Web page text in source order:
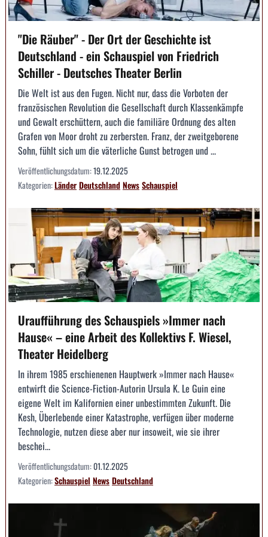
"Die Räuber" - Der Ort der Geschichte ist
Deutschland - ein Schauspiel von Friedrich
Schiller - Deutsches Theater Berlin
Die Welt ist aus den Fugen. Nicht nur, dass die Vorboten der
französischen Revolution die Gesellschaft durch Klassenkämpfe
und Gewalt erschüttern, auch die familiäre Ordnung des alten
Grafen von Moor droht zu zerbersten. Franz, der zweitgeborene
Sohn, fühlt sich um die väterliche Gunst betrogen und ...
Veröffentlichungsdatum:19.12.2025
Kategorien:LänderDeutschlandNewsSchauspiel
Uraufführung des Schauspiels »Immer nach
Hause« – eine Arbeit des Kollektivs F. Wiesel,
Theater Heidelberg
In ihrem 1985 erschienenen Hauptwerk »Immer nach Hause«
entwirft die Science-Fiction-Autorin Ursula K. Le Guin eine
eigene Welt im Kalifornien einer unbestimmten Zukunft. Die
Kesh, Überlebende einer Katastrophe, verfügen über moderne
Technologie, nutzen diese aber nur insoweit, wie sie ihrer
beschei...
Veröffentlichungsdatum:01.12.2025
Kategorien:Schauspiel NewsDeutschland